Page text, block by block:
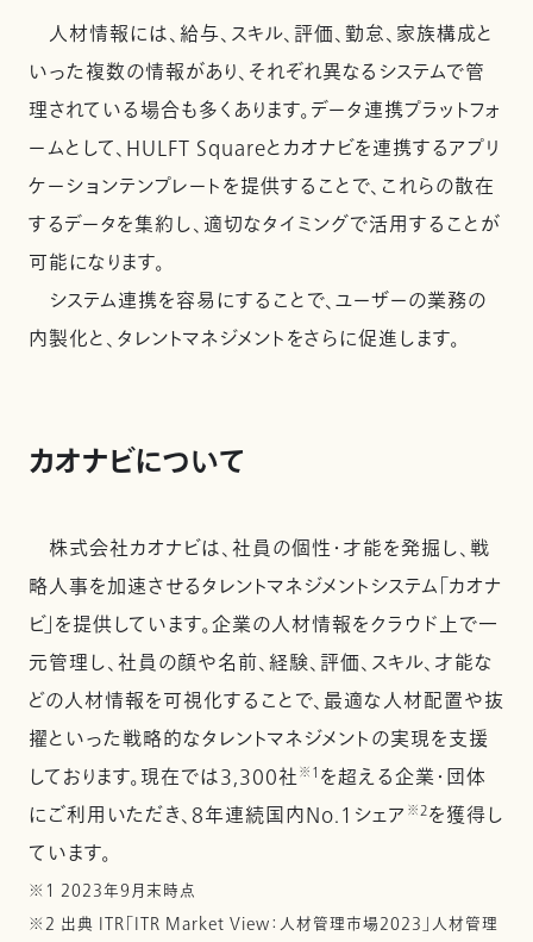
人材情報には、給与、スキル、評価、勤怠、家族構成と
いった複数の情報があり、それぞれ異なるシステムで管
理されている場合も多くあります。データ連携プラットフォ
ームとして、HULFT Squareとカオナビを連携するアプリ
ケーションテンプレートを提供することで、これらの散在
するデータを集約し、適切なタイミングで活用することが
可能になります。
システム連携を容易にすることで、ユーザーの業務の
内製化と、タレントマネジメントをさらに促進します。
カオナビについて
株式会社カオナビは、社員の個性・才能を発掘し、戦
略人事を加速させるタレントマネジメントシステム「カオナ
ビ」を提供しています。企業の人材情報をクラウド上で一
元管理し、社員の顔や名前、経験、評価、スキル、才能な
どの人材情報を可視化することで、最適な人材配置や抜
擢といった戦略的なタレントマネジメントの実現を支援
しております。現在では3,300社※1 を超える企業・団体
にご利用いただき、8年連続国内No.1シェア ※2を獲得し
ています。
※1 2023年9月末時点
※2 出典 ITR「ITR Market View：人材管理市場2023」人材管理